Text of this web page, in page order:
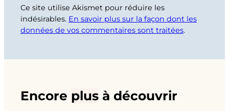
Ce site utilise Akismet pour réduire les
indésirables. En savoir plus sur la façon dont les
données de vos commentaires sont traitées.
Encore plus à découvrir